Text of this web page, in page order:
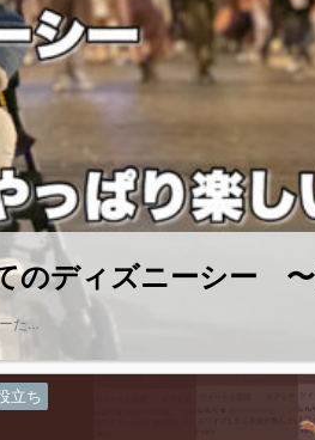
のディズニーシー
た…
立ち